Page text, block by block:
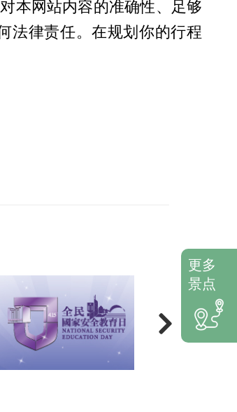
本网站内容的准确性、足够
法律责任。在规划你的行程
更多
景点